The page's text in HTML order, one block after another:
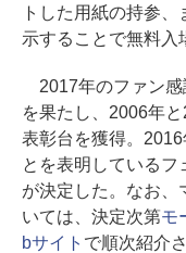
トした用紙の持参
示することで無料入
2017年のファン感
を果たし、2006年
表彰台を獲得。
とを表明しているフ
が決定した。なお、
いては、決定次第モ
bサイト で順次紹介